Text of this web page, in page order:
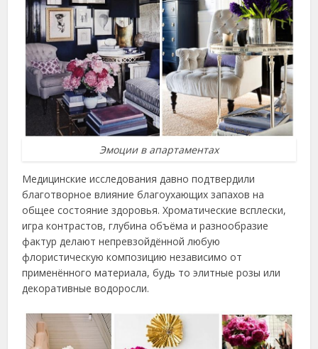
Эмоции в апартаментах
Медицинские исследования давно подтвердили
благотворное влияние благоухающих запахов на
общее состояние здоровья. Хроматические всплески,
игра контрастов, глубина объёма и разнообразие
фактур делают непревзойдённой любую
флористическую композицию независимо от
применённого материала, будь то элитные розы или
декоративные водоросли.